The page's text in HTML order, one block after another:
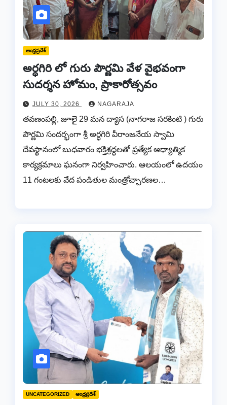
ఆంధ్రప్రదేశ్
అర్ధగిరి లో గురు పౌర్ణమి వేళ వైభవంగా
సుదర్శన హోమం, ప్రాకారోత్సవం
JULY 30, 2026 NAGARAJA
తవణంపల్లి, జూలై 29 మన ద్యాస (నాగరాజ సరకింటి ) గురు
పౌర్ణమి సందర్భంగా శ్రీ అర్ధగిరి వీరాంజనేయ స్వామి
దేవస్థానంలో బుధవారం భక్తిశ్రద్ధలతో ప్రత్యేక ఆధ్యాత్మిక
కార్యక్రమాలు ఘనంగా నిర్వహించారు. ఆలయంలో ఉదయం
11 గంటలకు వేద పండితుల మంత్రోచ్చారణల…
UNCATEGORIZED ఆంధ్రప్రదేశ్